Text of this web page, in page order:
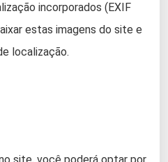
incorporados (EXIF
estas imagens do site e
localização.